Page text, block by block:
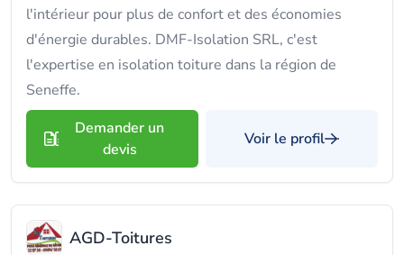
l'intérieur pour plus de confort et des économies
d'énergie durables. DMF-Isolation SRL, c'est
l'expertise en isolation toiture dans la région de
Seneffe.
Demander un
devis
Voir le profil
AGD-Toitures